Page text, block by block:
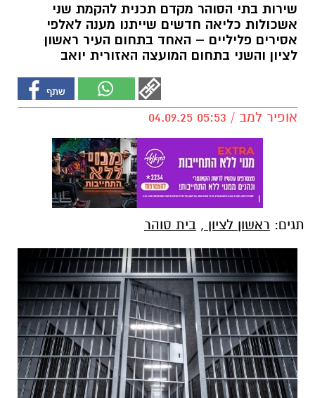
שירות בתי הסוהר מקדם תכנית להקמת שני
אשכולות כליאה חדשים שייתנו מענה לאלפי
אסירים פליליים – האחד בתחום העיר ראשון
לציון והשני בתחום המועצה האזורית יואב
אופיר למב / 05:53 04.09.25
תגים: ראשון לציון , בית סוהר